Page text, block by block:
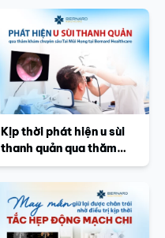
Kịp thời phát hiện u sùi
thanh quản qua thăm
khám chuyên sâu tai mũi
họng tại Bernard
Healthcare